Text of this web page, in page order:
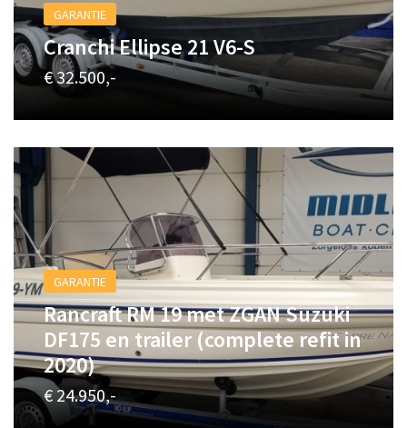
GARANTIE
Cranchi Ellipse 21 V6-S
€ 32.500,-
GARANTIE
Rancraft RM 19 met ZGAN Suzuki
DF175 en trailer (complete refit in
2020)
€ 24.950,-